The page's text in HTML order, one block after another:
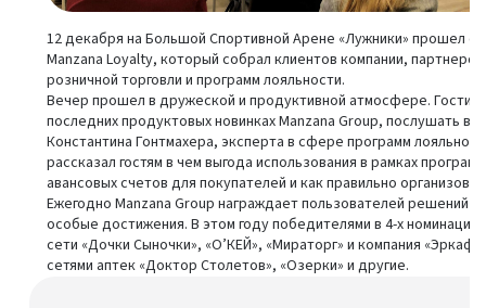
12 декабря на Большой Спортивной Арене «Лужники» прошел
Manzana Loyalty, который собрал клиентов компании,
розничной торговли и программ лояльности.
Вечер прошел в дружеской и продуктивной атмосфере. Гости
последних продуктовых новинках Manzana Group, послушать
Константина Гонтмахера, эксперта в сфере программ
рассказал гостям в чем выгода использования в рамках
авансовых счетов для покупателей и как правильно
Ежегодно Manzana Group награждает пользователей решений
особые достижения. В этом году победителями в 4-х
сети «Дочки Сыночки», «О’КЕЙ», «Мираторг» и компания
сетями аптек «Доктор Столетов», «Озерки» и другие.